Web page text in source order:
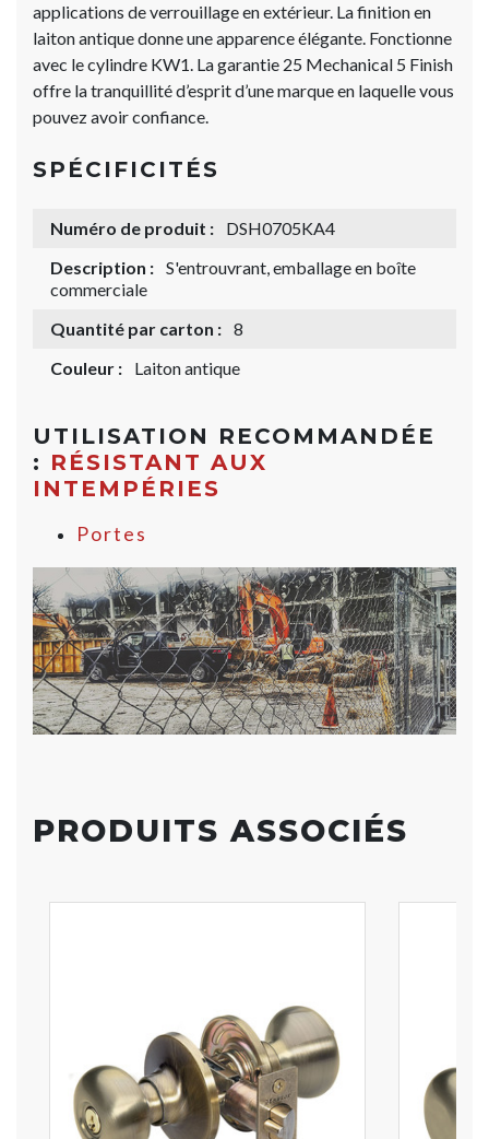
applications de verrouillage en extérieur. La finition en
laiton antique donne une apparence élégante. Fonctionne
avec le cylindre KW1. La garantie 25 Mechanical 5 Finish
offre la tranquillité d’esprit d’une marque en laquelle vous
pouvez avoir confiance.
SPÉCIFICITÉS
Numéro de produit :
DSH0705KA4
Description : S'entrouvrant, emballage en boîte
commerciale
Quantité par carton : 8
Couleur :
Laiton antique
UTILISATION RECOMMANDÉE
: RÉSISTANT AUX
INTEMPÉRIES
Portes
PRODUITS ASSOCIÉS